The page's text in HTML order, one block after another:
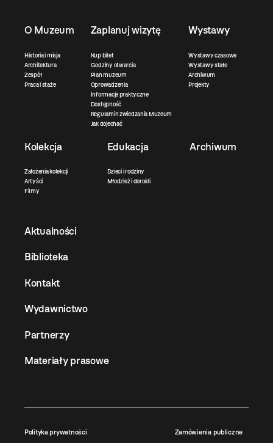
O Muzeum
Historia i misja
Architektura
Zespół
Praca i staże
Zaplanuj wizytę
Kup bilet
Godziny otwarcia
Plan muzeum
Oprowadzenia
Informacje praktyczne
Dostępność
Regulamin zwiedzania Muzeum
Jak dojechać
Wystawy
Wystawy czasowe
Wystawy stałe
Archiwum
Projekty
Kolekcja
Założenia kolekcji
Artyści
Filmy
Edukacja
Dzieci i rodziny
Młodzież i dorośli
Archiwum
Aktualności
Biblioteka
Kontakt
Wydawnictwo
Partnerzy
Materiały prasowe
Polityka prywatności Zamówienia publiczne